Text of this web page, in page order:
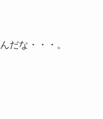
だな・・・。